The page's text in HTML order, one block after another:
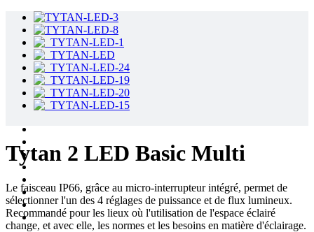
Tytan 2 LED Basic Multi
Le faisceau IP66, grâce au micro-interrupteur intégré, permet de
sélectionner l'un des 4 réglages de puissance et de flux lumineux.
Recommandé pour les lieux où l'utilisation de l'espace éclairé
change, et avec elle, les normes et les besoins en matière d'éclairage.